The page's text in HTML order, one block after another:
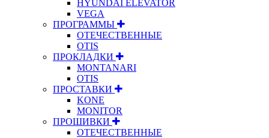
HYUNDAI ELEVATOR
VEGA
ПРОГРАММЫ
ОТЕЧЕСТВЕННЫЕ
OTIS
ПРОКЛАДКИ
MONTANARI
OTIS
ПРОСТАВКИ
KONE
MONITOR
ПРОШИВКИ
ОТЕЧЕСТВЕННЫЕ